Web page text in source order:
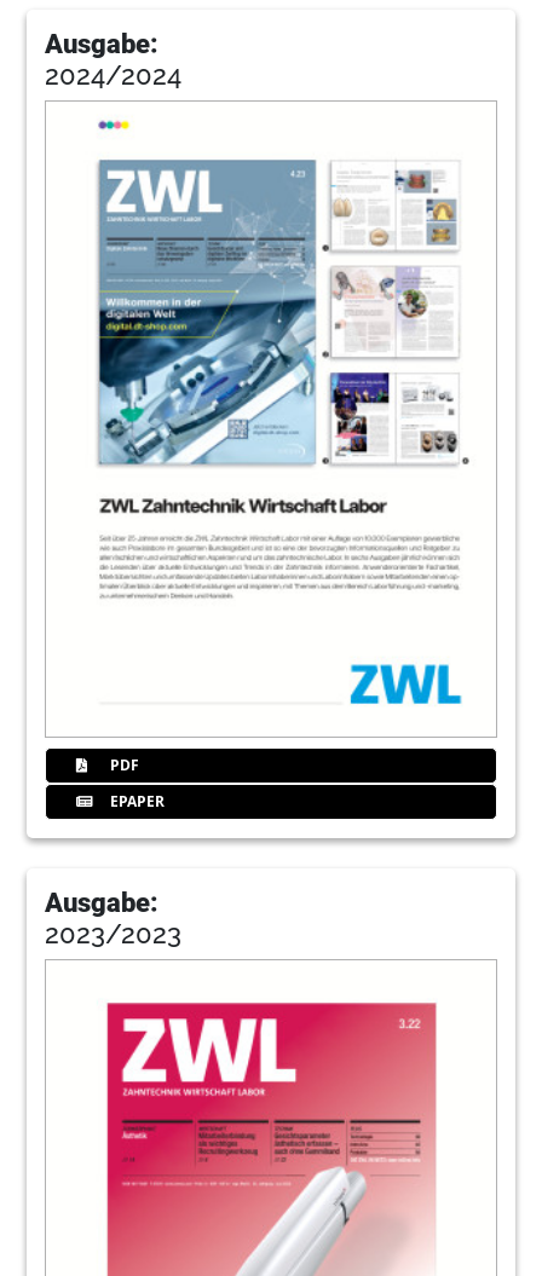
Ausgabe:
2024/2024
PDF
EPAPER
Ausgabe:
2023/2023